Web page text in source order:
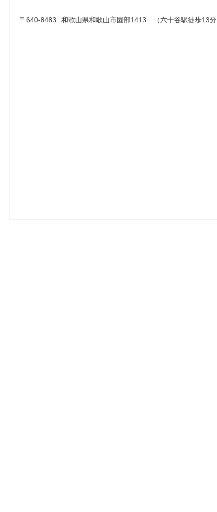
〒640-8483 和歌山県和歌山市園部1413 （六十谷駅徒歩13